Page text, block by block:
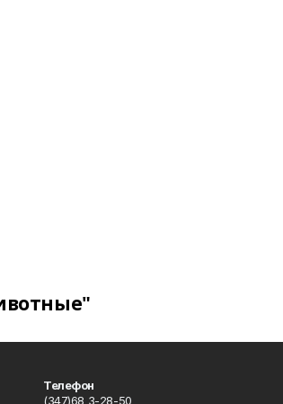
Телефон
(347)68 3-28-50